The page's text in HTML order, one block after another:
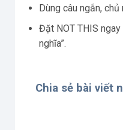
Dùng câu ngắn,
Đặt NOT THIS ngay
nghĩa”.
Chia sẻ bài viết